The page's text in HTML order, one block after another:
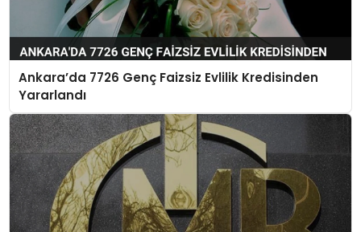
Ankara’da 7726 Genç Faizsiz Evlilik Kredisinden
Yararlandı